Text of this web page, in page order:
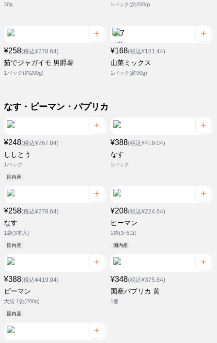
30g 1パック(約200g)
¥258(税込¥278.64)
茹でジャガイモ 男爵薯
1パック(約200g)
¥168(税込¥181.44)
山菜ミックス
1パック(約90g)
なす・ピーマン・パプリカ
¥248(税込¥267.84)
ししとう
1パック
国内産
¥388(税込¥419.04)
なす
1パック
¥258(税込¥278.64)
なす
1袋(3本入)
国内産
¥208(税込¥224.64)
ピーマン
1袋(3~5コ)
国内産
¥388(税込¥419.04)
ピーマン
大袋 1袋(200g)
国内産
¥348(税込¥375.84)
国産パプリカ 黄
1個